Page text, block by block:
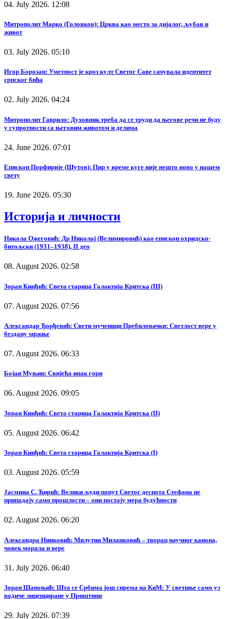
04. July 2026. 12:08
Митрополит Марко (Головков): Црква као место за дијалог, љубав и
живот
03. July 2026. 05:10
Игор Борозан: Уметност је кроз култ Светог Саве сачувала идентитет
српског бића
02. July 2026. 04:24
Митрополит Гаврило: Духовник треба да се труди да његове речи не буду
у супротности са његовим животом и делима
24. June 2026. 07:01
Епископ Порфирије (Шутов): Пир у време куге није нешто ново у нашем
свету
19. June 2026. 05:30
Историја и личности
Никола Ожеговић: Др Николај (Велимировић) као епископ охридско-
битољски (1931–1938), II део
08. August 2026. 02:58
Зоран Кинђић: Света старица Галактија Критска (III)
07. August 2026. 07:56
Александар Ђорђевић: Свети мученици Пребиловачки: Светлост вере у
бездану мржње
07. August 2026. 06:33
Бојан Муњин: Свијећа ипак гори
06. August 2026. 09:05
Зоран Кинђић: Света старица Галактија Критска (II)
05. August 2026. 06:42
Зоран Кинђић: Света старица Галактија Критска (I)
03. August 2026. 05:59
Јасмина С. Ћирић: Велики људи попут Светог деспота Стефана не
припадају само прошлости – они постају мера будућности
02. August 2026. 06:20
Александра Нинковић: Милутин Миланковић – творац научног канона,
човек морала и вере
31. July 2026. 06:40
Зоран Шапоњић: Шта се Србима још спрема на КиМ: У светиње само уз
водиче лиценциране у Приштини
29. July 2026. 07:39